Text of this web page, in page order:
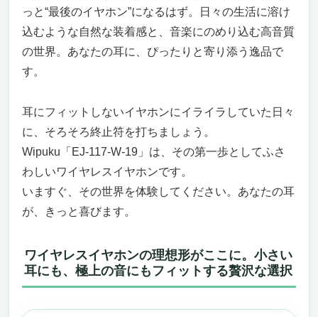
っと“最後のイヤホン”になるはず。日々の生活に溶け
込むような自然な装着感と、音楽にのめり込む高音質
の世界。あなたの耳に、ぴったりと寄り添う逸品で
す。
耳にフィットしないイヤホンにイライラしていた日々
に、そろそろ終止符を打ちましょう。
Wipuku「EJ-117-W-19」は、その第一歩としてふさ
わしいワイヤレスイヤホンです。
いますぐ、その世界を体験してください。あなたの耳
が、きっと喜びます。
ワイヤレスイヤホンの理想形がここに。小さい
耳にも、極上の音にもフィットする贅沢な選択